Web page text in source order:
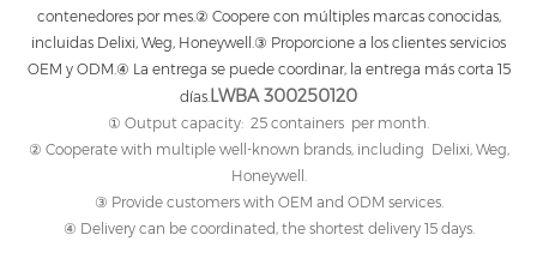
contenedores por mes.② Coopere con múltiples marcas conocidas,
incluidas Delixi, Weg, Honeywell.③ Proporcione a los clientes servicios
OEM y ODM.④ La entrega se puede coordinar, la entrega más corta 15
días. LWBA 300250120
① Output capacity: 25 containers per month.
② Cooperate with multiple well-known brands, including Delixi, Weg,
Honeywell.
③ Provide customers with OEM and ODM services.
④ Delivery can be coordinated, the shortest delivery 15 days.